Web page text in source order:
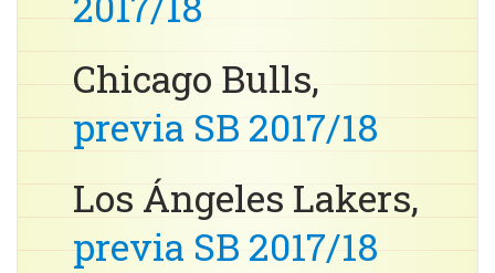
Chicago Bulls,
previa SB 2017/18
Los Ángeles Lakers,
previa SB 2017/18